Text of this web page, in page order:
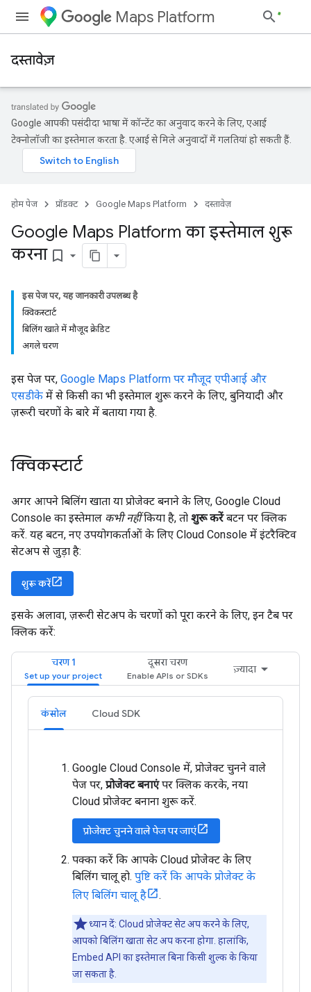
Maps Platform
दस्तावेज़
Google आपकी पसंदीदा भाषा में कॉन्टेंट का अनुवाद करने के लिए, एआई
टेक्नोलॉजी का इस्तेमाल करता है. एआई से मिले अनुवादों में गलतियां हो सकती हैं.
होम पेज प्रॉडक्ट Google Maps Platform दस्तावेज़
Google Maps Platform का इस्तेमाल शुरू
करना bookmark_border
इस पेज पर, यह जानकारी उपलब्ध है
क्विकस्टार्ट
बिलिंग खाते में मौजूद क्रेडिट
अगले चरण
इस पेज पर, Google Maps Platform पर मौजूद एपीआई और
एसडीके में से किसी का भी इस्तेमाल शुरू करने के लिए, बुनियादी और
ज़रूरी चरणों के बारे में बताया गया है.
क्विकस्टार्ट
अगर आपने बिलिंग खाता या प्रोजेक्ट बनाने के लिए, Google Cloud
Console का इस्तेमाल कभी नहींकिया है, तो शुरू करेंबटन पर क्लिक
करें. यह बटन, नए उपयोगकर्ताओं के लिए Cloud Console में इंटरैक्टिव
सेटअप से जुड़ा है:
शुरू करें
इसके अलावा, ज़रूरी सेटअप के चरणों को पूरा करने के लिए, इन टैब पर
क्लिक करें:
चरण 1 दूसरा चरण
ज़्यादा
कंसोल Cloud SDK
Google Cloud Console में, प्रोजेक्ट चुनने वाले
पेज पर, प्रोजेक्ट बनाएंपर क्लिक करके, नया
Cloud प्रोजेक्ट बनाना शुरू करें.
प्रोजेक्ट चुनने वाले पेज पर जाएं
पक्का करें कि आपके Cloud प्रोजेक्ट के लिए
बिलिंग चालू हो. पुष्टि करें कि आपके प्रोजेक्ट के
लिए बिलिंग चालू है
.
ध्यान दें: Cloud प्रोजेक्ट सेट अप करने के लिए,
आपको बिलिंग खाता सेट अप करना होगा. हालांकि,
Embed API का इस्तेमाल बिना किसी शुल्क के किया
जा सकता है.